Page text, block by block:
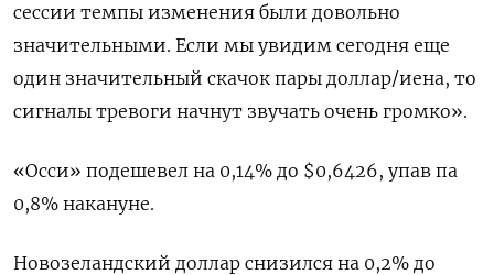
сессии темпы изменения были довольно
значительными. Если мы увидим сегодня еще
один значительный скачок пары доллар/иена, то
сигналы тревоги начнут звучать очень громко».
«Осси» подешевел на 0,14% до $0,6426​, упав па
0,8% накануне.
Новозеландский доллар снизился на 0,2% до